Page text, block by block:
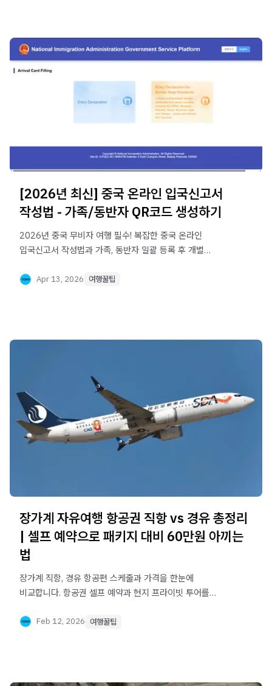
[2026년 최신] 중국 온라인 입국신고서
작성법 - 가족/동반자 QR코드 생성하기
2026년 중국 무비자 여행 필수! 복잡한 중국 온라인
입국신고서 작성법과 가족, 동반자 일괄 등록 후 개별
정리했습니다. 출국 전 미리 준비해 보세요.
Apr 13, 2026 여행꿀팁
장가계 자유여행 항공권 직항 vs 경유 총정리
| 셀프 예약으로 패키지 대비 60만원 아끼는
장가계 직항, 경유 항공편 스케줄과 가격을 한눈에
비교합니다. 항공권 셀프 예약과 현지 프라이빗 투어를
이상 절약할 수 있습니다.
Feb 12, 2026 여행꿀팁